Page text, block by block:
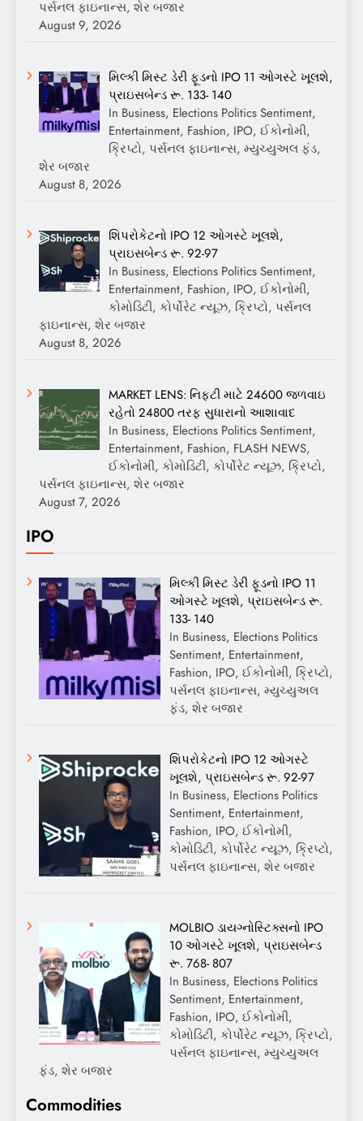
પર્સનલ ફાઇનાન્સ, શેર બજાર
August 9, 2026
મિલ્કી મિસ્ટ ડેરી ફૂડનો IPO 11 ઓગસ્ટે ખૂલશે,
પ્રાઇસબેન્ડ રૂ. 133- 140
In Business, Elections Politics Sentiment,
Entertainment, Fashion, IPO, ઈકોનોમી,
ક્રિપ્ટો, પર્સનલ ફાઇનાન્સ, મ્યુચ્યુઅલ ફંડ,
શેર બજાર
August 8, 2026
શિપરોકેટનો IPO 12 ઓગસ્ટે ખૂલશે,
પ્રાઇસબેન્ડ રૂ. 92-97
In Business, Elections Politics Sentiment,
Entertainment, Fashion, IPO, ઈકોનોમી,
કોમોડિટી, કોર્પોરેટ ન્યૂઝ, ક્રિપ્ટો, પર્સનલ
ફાઇનાન્સ, શેર બજાર
August 8, 2026
MARKET LENS: નિફ્ટી માટે 24600 જળવાઇ
રહેતો 24800 તરફ સુધારાનો આશાવાદ
In Business, Elections Politics Sentiment,
Entertainment, Fashion, FLASH NEWS,
ઈકોનોમી, કોમોડિટી, કોર્પોરેટ ન્યૂઝ, ક્રિપ્ટો,
પર્સનલ ફાઇનાન્સ, શેર બજાર
August 7, 2026
IPO
મિલ્કી મિસ્ટ ડેરી ફૂડનો IPO 11
ઓગસ્ટે ખૂલશે, પ્રાઇસબેન્ડ રૂ.
133- 140
In Business, Elections Politics
Sentiment, Entertainment,
Fashion, IPO, ઈકોનોમી, ક્રિપ્ટો,
પર્સનલ ફાઇનાન્સ, મ્યુચ્યુઅલ
ફંડ, શેર બજાર
શિપરોકેટનો IPO 12 ઓગસ્ટે
ખૂલશે, પ્રાઇસબેન્ડ રૂ. 92-97
In Business, Elections Politics
Sentiment, Entertainment,
Fashion, IPO, ઈકોનોમી,
કોમોડિટી, કોર્પોરેટ ન્યૂઝ, ક્રિપ્ટો,
પર્સનલ ફાઇનાન્સ, શેર બજાર
MOLBIO ડાયગ્નોસ્ટિક્સનો IPO
10 ઓગસ્ટે ખૂલશે, પ્રાઇસબેન્ડ
રૂ. 768- 807
In Business, Elections Politics
Sentiment, Entertainment,
Fashion, IPO, ઈકોનોમી,
કોમોડિટી, કોર્પોરેટ ન્યૂઝ, ક્રિપ્ટો,
પર્સનલ ફાઇનાન્સ, મ્યુચ્યુઅલ
ફંડ, શેર બજાર
Commodities